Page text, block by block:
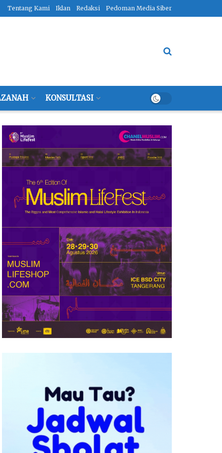
Tentang Kami Iklan Redaksi Pedoman Media Siber
KONSULTASI